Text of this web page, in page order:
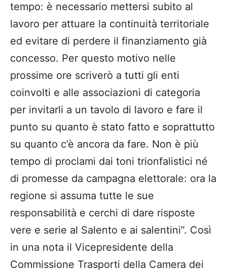
tempo: è necessario mettersi subito al
lavoro per attuare la continuità territoriale
ed evitare di perdere il finanziamento già
concesso. Per questo motivo nelle
prossime ore scriverò a tutti gli enti
coinvolti e alle associazioni di categoria
per invitarli a un tavolo di lavoro e fare il
punto su quanto è stato fatto e soprattutto
su quanto c’è ancora da fare. Non è più
tempo di proclami dai toni trionfalistici né
di promesse da campagna elettorale: ora la
regione si assuma tutte le sue
responsabilità e cerchi di dare risposte
vere e serie al Salento e ai salentini”. Così
in una nota il Vicepresidente della
Commissione Trasporti della Camera dei